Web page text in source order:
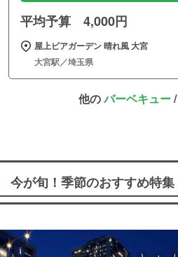
平均予算 4,000円
屋上ビアガーデン 晴れ風 大宮
大宮駅／埼玉県
他のバーベキュー/
今が旬！季節のおすすめ特集